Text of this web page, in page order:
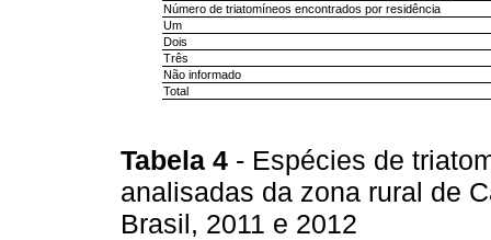
Número de triatomíneos encontrados por residência
Um
Dois
Três
Não informado
Total
Tabela 4 - Espécies de
analisadas da zona rural de
Brasil, 2011 e 2012